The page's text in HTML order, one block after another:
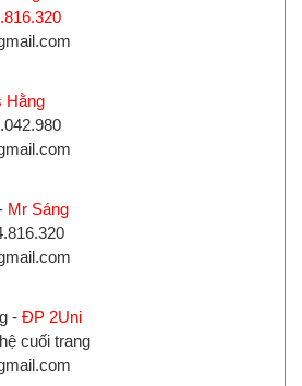
Hằng
Mr Sáng
- ĐP 2Uni
cuối trang